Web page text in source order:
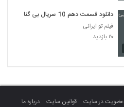
دانلود قسمت دهم 10 سریال بی گناه
فیلم تو ایرانی
۲۰ بازدید
عضویت در سایت قوانین سایت درباره ما